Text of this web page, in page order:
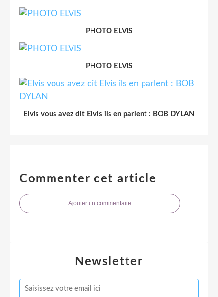
PHOTO ELVIS
PHOTO ELVIS
Elvis vous avez dit Elvis ils en parlent : BOB DYLAN
Commenter cet article
Ajouter un commentaire
Newsletter